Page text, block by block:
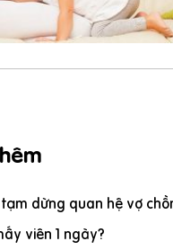
tạm dừng quan hệ vợ
viên 1 ngày?